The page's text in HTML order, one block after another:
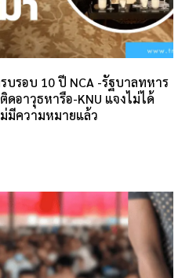
บรอบ 10 ปี NCA -รัฐบาลทหาร
อาวุธหารือ-KNU แจงไม่ได้
มีความหมายแล้ว